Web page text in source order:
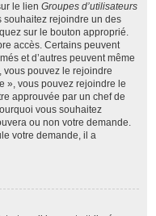
le lien Groupes d’utilisateurs
souhaitez rejoindre un des
sur le bouton approprié.
accès. Certains peuvent
et d’autres peuvent même
vous pouvez le rejoindre
», vous pouvez rejoindre le
approuvée par un chef de
vous souhaitez
ou non votre demande.
votre demande, il a